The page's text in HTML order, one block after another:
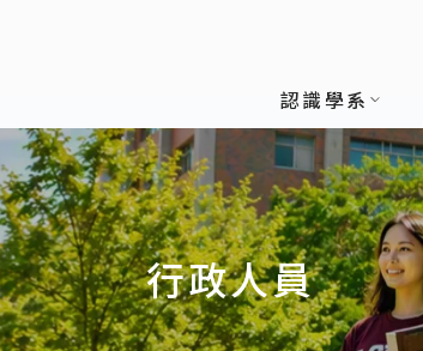
認識學系
行政人員